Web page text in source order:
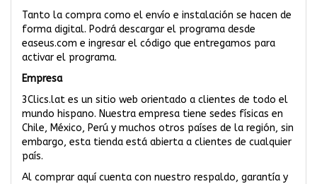
Tanto la compra como el envío e instalación se hacen de
forma digital. Podrá descargar el programa desde
easeus.com e ingresar el código que entregamos para
activar el programa.
Empresa
3Clics.lat es un sitio web orientado a clientes de todo el
mundo hispano. Nuestra empresa tiene sedes físicas en
Chile, México, Perú y muchos otros países de la región, sin
embargo, esta tienda está abierta a clientes de cualquier
país.
Al comprar aquí cuenta con nuestro respaldo, garantía y